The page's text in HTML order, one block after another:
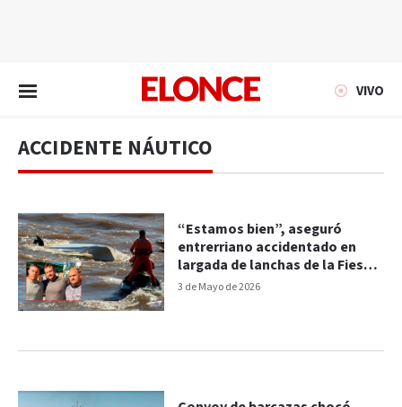
VIVO
ACCIDENTE NÁUTICO
3 de Mayo de 2026
“Estamos bien”, aseguró
entrerriano accidentado en
largada de lanchas de la Fiesta
del Surubí